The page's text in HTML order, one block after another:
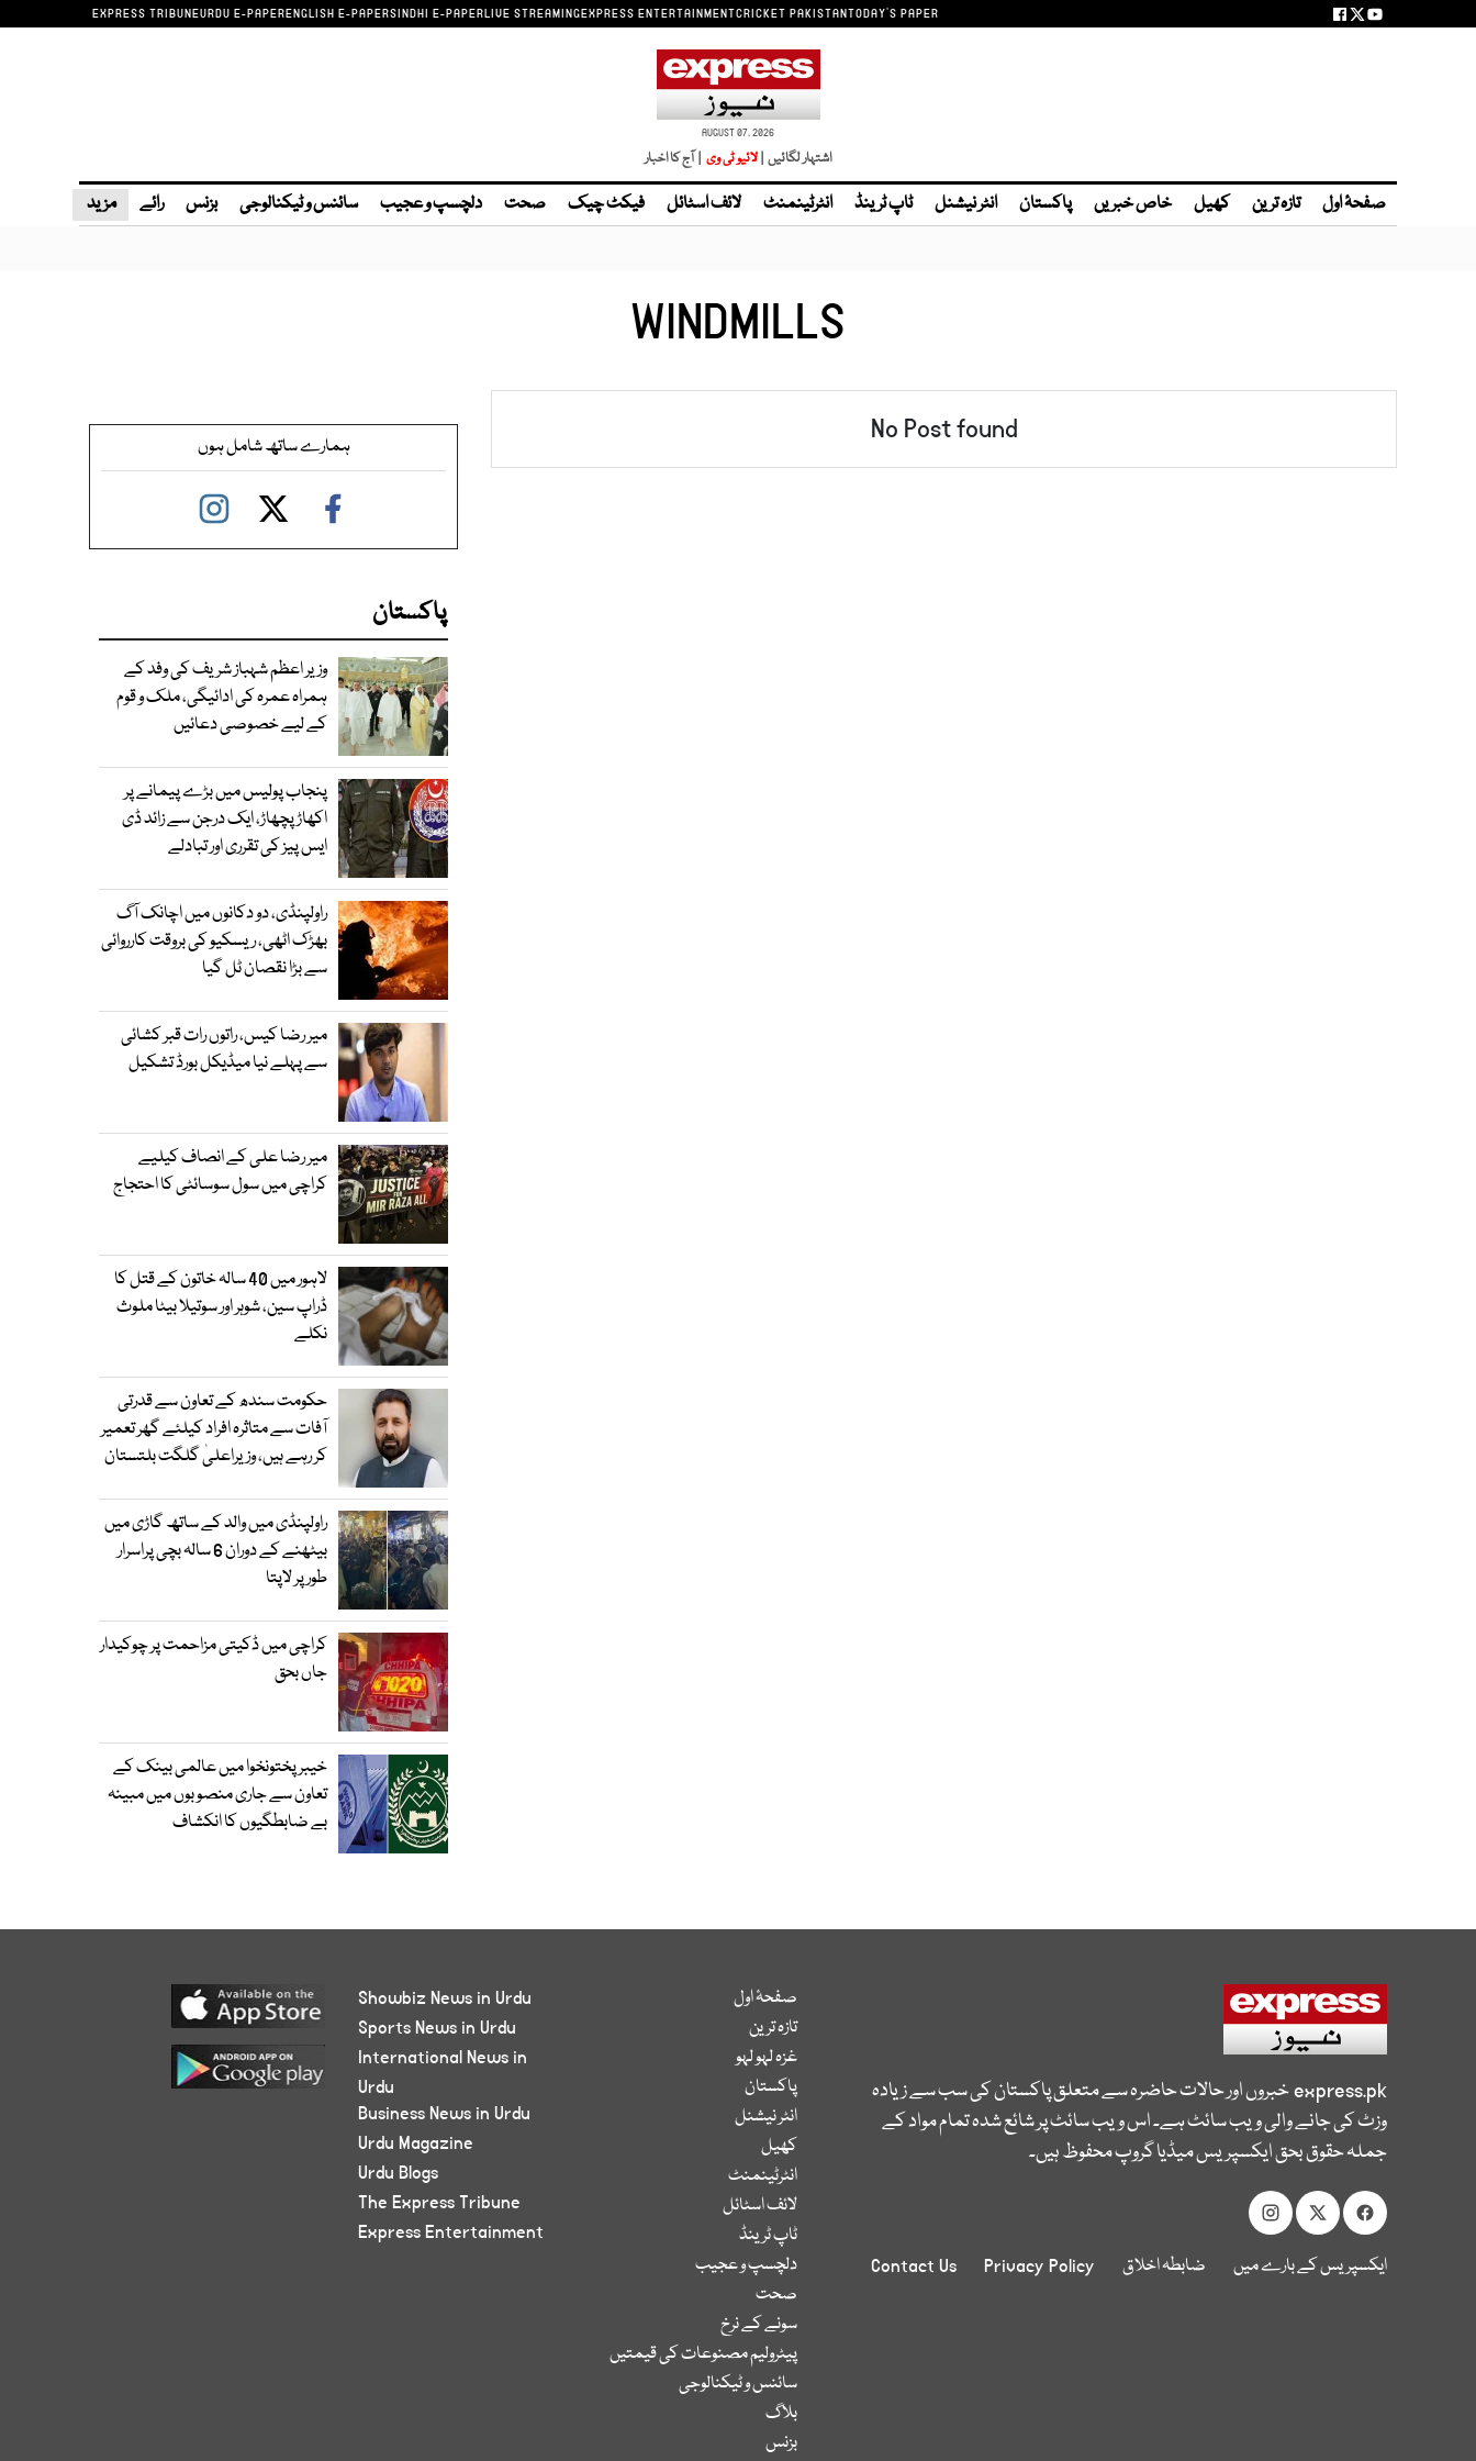
EXPRESS TRIBUNEURDU E-PAPERENGLISH E-PAPERSINDHI E-PAPERLIVE STREAMINGEXPRESS ENTERTAINMENTCRICKET PAKISTANTODAY'S PAPER
AUGUST 07, 2026
اشتہار لگائیں | | آج کا اخبار
صفحۂ اول تازہ ترین کھیل خاص خبریں پاکستان انٹر نیشنل ٹاپ ٹرینڈ انٹرٹینمنٹ لائف اسٹائل فیکٹ چیک صحت دلچسپ و عجیب سائنس و ٹیکنالوجی بزنس رائے مزید
WINDMILLS
No Post found ہمارے ساتھ شامل ہوں
پاکستان
وزیر اعظم شہباز شریف کی وفد کے
ہمراہ عمرہ کی ادائیگی، ملک و قوم
کے لیے خصوصی دعائیں
پنجاب پولیس میں بڑے پیمانے پر
اکھاڑ پچھاڑ، ایک درجن سے زائد ڈی
ایس پیز کی تقرری اور تبادلے
راولپنڈی، دو دکانوں میں اچانک آگ
بھڑک اٹھی، ریسکیو کی بروقت کارروائی
سے بڑا نقصان ٹل گیا
میر رضا کیس، راتوں رات قبر کشائی
سے پہلے نیا میڈیکل بورڈ تشکیل
میر رضا علی کے انصاف کیلیے
کراچی میں سول سوسائٹی کا احتجاج
لاہور میں 40 سالہ خاتون کے قتل کا
ڈراپ سین، شوہر اور سوتیلا بیٹا ملوث
نکلے
حکومت سندھ کے تعاون سے قدرتی
آفات سے متاثرہ افراد کیلئے گھر تعمیر
کر رہے ہیں، وزیراعلیٰ گلگت بلتستان
راولپنڈی میں والد کے ساتھ گاڑی میں
بیٹھنے کے دوران 6 سالہ بچی پراسرار
طور پر لاپتا
کراچی میں ڈکیتی مزاحمت پر چوکیدار
جاں بحق
خیبرپختونخوا میں عالمی بینک کے
تعاون سے جاری منصوبوں میں مبینہ
بے ضابطگیوں کا انکشاف
express.pkخبروں اور حالات حاضرہ سے متعلق پاکستان کی سب سے زیادہ
وزٹ کی جانے والی ویب سائٹ ہے۔ اس ویب سائٹ پر شائع شدہ تمام مواد کے
جملہ حقوق بحق ایکسپریس میڈیا گروپ محفوظ ہیں۔
ایکسپریس کے بارے میں ضابطہ اخلاق Privacy Policy
Contact Us
صفحۂ اول
تازہ ترین
غزہ لہو لہو
پاکستان
انٹر نیشنل
کھیل
انٹرٹینمنٹ
لائف اسٹائل
ٹاپ ٹرینڈ
دلچسپ و عجیب
صحت
سونے کے نرخ
پیٹرولیم مصنوعات کی قیمتیں
سائنس و ٹیکنالوجی
بلاگ
بزنس
Showbiz News in Urdu
Sports News in Urdu
International News in
Urdu
Business News in Urdu
Urdu Magazine
Urdu Blogs
The Express Tribune
Express Entertainment